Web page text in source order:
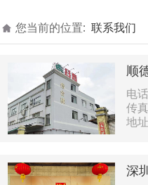
您当前的位置: 联系我们
顺
电
传
地
深